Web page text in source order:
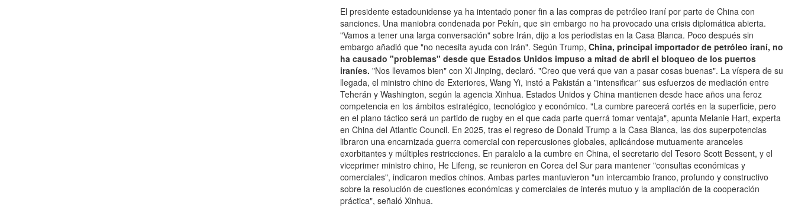
El presidente estadounidense ya ha intentado poner fin a las compras de petróleo iraní por parte de China con
sanciones. Una maniobra condenada por Pekín, que sin embargo no ha provocado una crisis diplomática abierta.
"Vamos a tener una larga conversación" sobre Irán, dijo a los periodistas en la Casa Blanca. Poco después sin
embargo añadió que "no necesita ayuda con Irán". Según Trump, China, principal importador de petróleo iraní, no
ha causado "problemas" desde que Estados Unidos impuso a mitad de abril el bloqueo de los puertos
iraníes. "Nos llevamos bien" con Xi Jinping, declaró. "Creo que verá que van a pasar cosas buenas". La víspera de su
llegada, el ministro chino de Exteriores, Wang Yi, instó a Pakistán a "intensificar" sus esfuerzos de mediación entre
Teherán y Washington, según la agencia Xinhua. Estados Unidos y China mantienen desde hace años una feroz
competencia en los ámbitos estratégico, tecnológico y económico. "La cumbre parecerá cortés en la superficie, pero
en el plano táctico será un partido de rugby en el que cada parte querrá tomar ventaja", apunta Melanie Hart, experta
en China del Atlantic Council. En 2025, tras el regreso de Donald Trump a la Casa Blanca, las dos superpotencias
libraron una encarnizada guerra comercial con repercusiones globales, aplicándose mutuamente aranceles
exorbitantes y múltiples restricciones. En paralelo a la cumbre en China, el secretario del Tesoro Scott Bessent, y el
viceprimer ministro chino, He Lifeng, se reunieron en Corea del Sur para mantener "consultas económicas y
comerciales", indicaron medios chinos. Ambas partes mantuvieron "un intercambio franco, profundo y constructivo
sobre la resolución de cuestiones económicas y comerciales de interés mutuo y la ampliación de la cooperación
práctica", señaló Xinhua.